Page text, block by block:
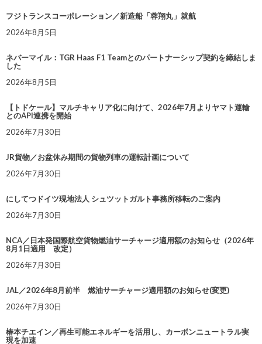
フジトランスコーポレーション／新造船「蓉翔丸」就航
2026年8月5日
ネバーマイル：TGR Haas F1 Teamとのパートナーシップ契約を締結しま
した
2026年8月5日
【トドケール】マルチキャリア化に向けて、2026年7月よりヤマト運輸
とのAPI連携を開始
2026年7月30日
JR貨物／お盆休み期間の貨物列車の運転計画について
2026年7月30日
にしてつドイツ現地法人 シュツットガルト事務所移転のご案内
2026年7月30日
NCA／日本発国際航空貨物燃油サーチャージ適用額のお知らせ（2026年
8月1日適用 改定）
2026年7月30日
JAL／2026年8月前半 燃油サーチャージ適用額のお知らせ(変更)
2026年7月30日
椿本チエイン／再生可能エネルギーを活用し、カーボンニュートラル実
現を加速